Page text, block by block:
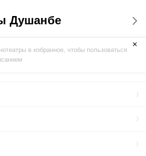
Душанбе
в избранное, чтобы пользоваться